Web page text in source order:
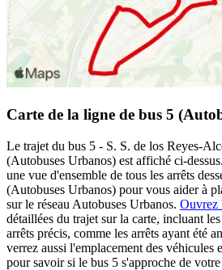
Carte de la ligne de bus 5
Le trajet du bus 5 - S. S. de los Reyes-
(Autobuses Urbanos) est affiché ci-
une vue d'ensemble de tous les arrêts
(Autobuses Urbanos) pour vous aider à
sur le réseau Autobuses Urbanos. Ouvrez
détaillées du trajet sur la carte, incluant
arrêts précis, comme les arrêts ayant été
verrez aussi l'emplacement des véhicules
pour savoir si le bus 5 s'approche de votre